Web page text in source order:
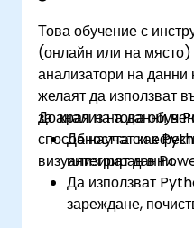
Това обучение с
(онлайн или на
анализатори на данни
желаят да използват
за анализ на данни в
способността си
визуализират данни.
До края на това
Да научат как
интегриран в
Да използват
зареждане,